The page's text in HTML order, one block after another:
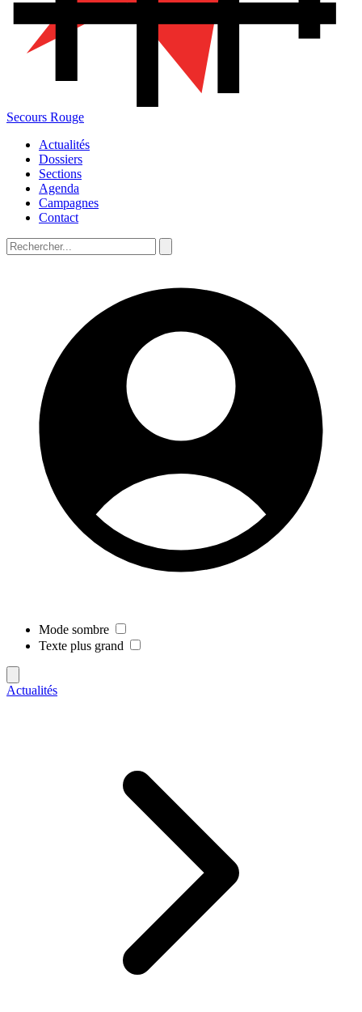
Secours Rouge
Actualités
Dossiers
Sections
Agenda
Campagnes
Contact
Mode sombre
Texte plus grand
Actualités